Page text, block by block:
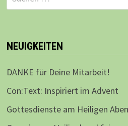
nach:
NEUIGKEITEN
DANKE für Deine Mitarbeit!
Con:Text: Inspiriert im Advent
Gottesdienste am Heiligen